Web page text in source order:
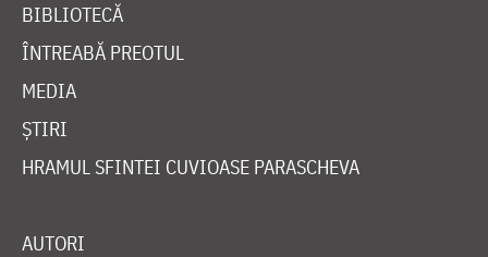
BIBLIOTECĂ
ÎNTREABĂ PREOTUL
MEDIA
ȘTIRI
HRAMUL SFINTEI CUVIOASE PARASCHEVA
AUTORI